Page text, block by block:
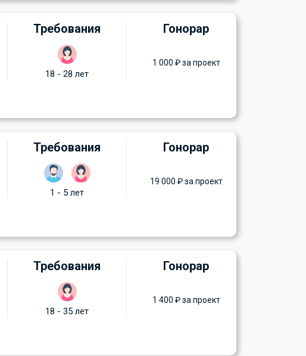
Требования
18 - 28 лет
Гонорар
1 000 ₽ за проект
Требования
1 - 5 лет
Гонорар
19 000 ₽ за проект
Требования
18 - 35 лет
Гонорар
1 400 ₽ за проект